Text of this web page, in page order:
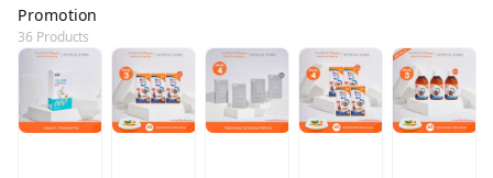
Promotion
36 Products